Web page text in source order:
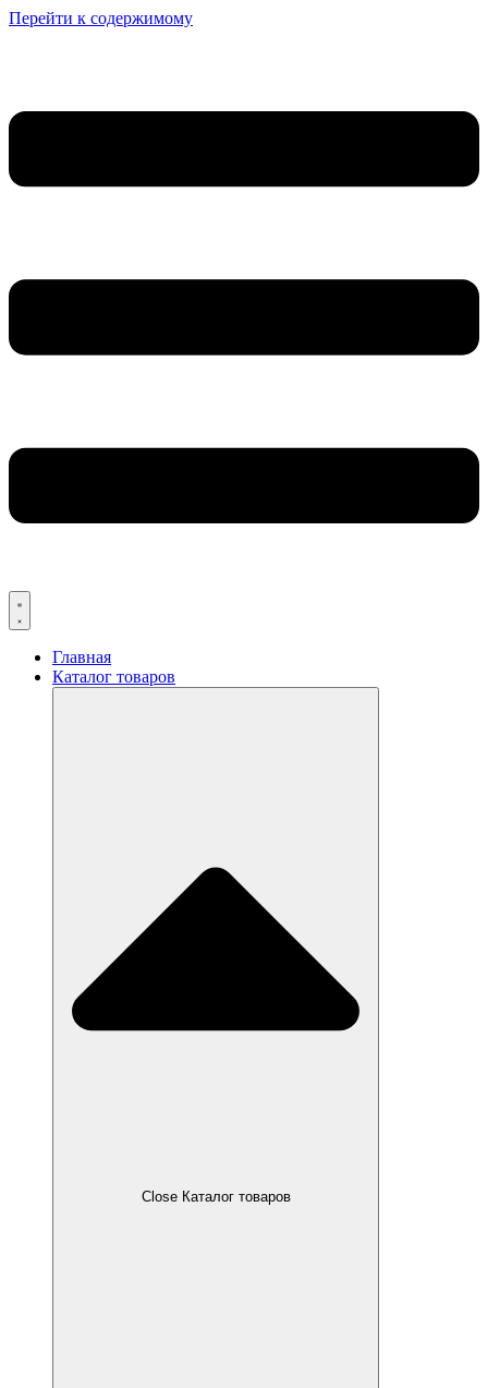
Перейти к содержимому
Главная
Каталог товаров
Close Каталог товаров